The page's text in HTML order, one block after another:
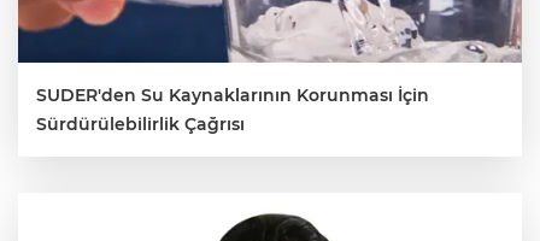
SUDER'den Su Kaynaklarının Korunması İçin
Sürdürülebilirlik Çağrısı